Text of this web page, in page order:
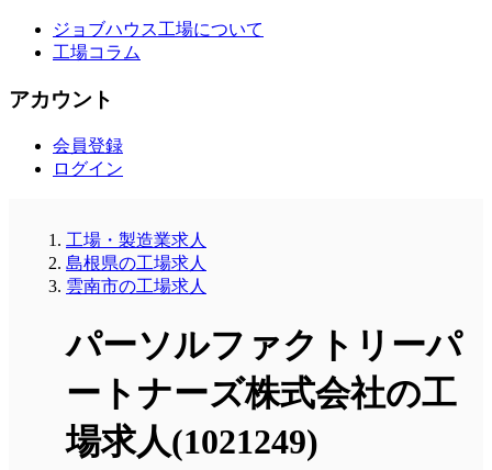
ジョブハウス工場について
工場コラム
アカウント
会員登録
ログイン
工場・製造業求人
島根県の工場求人
雲南市の工場求人
パーソルファクトリーパ
ートナーズ株式会社の工
場求人(1021249)